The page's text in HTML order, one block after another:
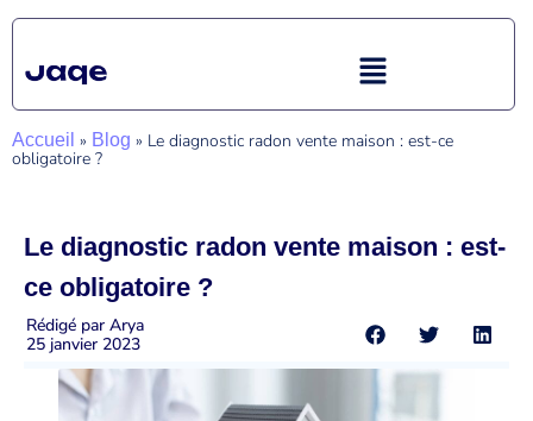
Accueil » Blog » Le diagnostic radon vente maison : est-ce
obligatoire ?
Le diagnostic radon vente maison : est-
ce obligatoire ?
Rédigé par Arya
25 janvier 2023